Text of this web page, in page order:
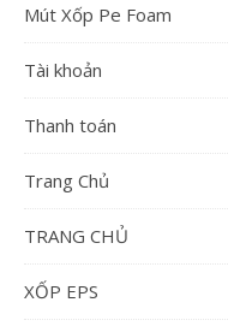
Mút Xốp Pe Foam
Tài khoản
Thanh toán
Trang Chủ
TRANG CHỦ
XỐP EPS